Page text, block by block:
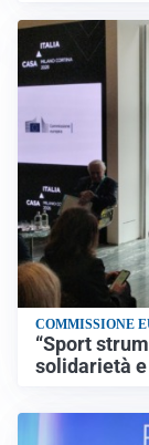
COMMISSIONE
“Sport
solidarietà